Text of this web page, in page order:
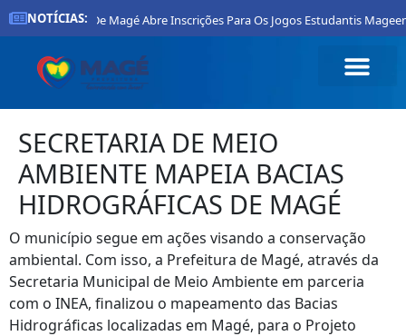
NOTÍCIAS:
Prefeitura De Magé Abre Inscrições Para Os Jogos Estudantis
SECRETARIA DE MEIO
AMBIENTE MAPEIA BACIAS
HIDROGRÁFICAS DE MAGÉ
O município segue em ações visando a conservação
ambiental. Com isso, a Prefeitura de Magé, através da
Secretaria Municipal de Meio Ambiente em parceria
com o INEA, finalizou o mapeamento das Bacias
Hidrográficas localizadas em Magé, para o Projeto